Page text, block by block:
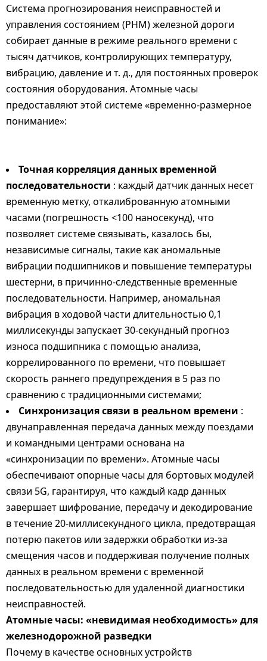
Система прогнозирования неисправностей и
управления состоянием (PHM) железной дороги
собирает данные в режиме реального времени с
тысяч датчиков, контролирующих температуру,
вибрацию, давление и т. д., для постоянных проверок
состояния оборудования. Атомные часы
предоставляют этой системе «временно-размерное
понимание»:
Точная корреляция данных временной
последовательности : каждый датчик данных несет
временную метку, откалиброванную атомными
часами (погрешность <100 наносекунд), что
позволяет системе связывать, казалось бы,
независимые сигналы, такие как аномальные
вибрации подшипников и повышение температуры
шестерни, в причинно-следственные временные
последовательности. Например, аномальная
вибрация в ходовой части длительностью 0,1
миллисекунды запускает 30-секундный прогноз
износа подшипника с помощью анализа,
коррелированного по времени, что повышает
скорость раннего предупреждения в 5 раз по
сравнению с традиционными системами;
Синхронизация связи в реальном времени :
двунаправленная передача данных между поездами
и командными центрами основана на
«синхронизации по времени». Атомные часы
обеспечивают опорные часы для бортовых модулей
связи 5G, гарантируя, что каждый кадр данных
завершает шифрование, передачу и декодирование
в течение 20-миллисекундного цикла, предотвращая
потерю пакетов или задержки обработки из-за
смещения часов и поддерживая получение полных
данных в реальном времени с временной
последовательностью для удаленной диагностики
неисправностей.
Атомные часы: «невидимая необходимость» для
железнодорожной разведки
Почему в качестве основных устройств